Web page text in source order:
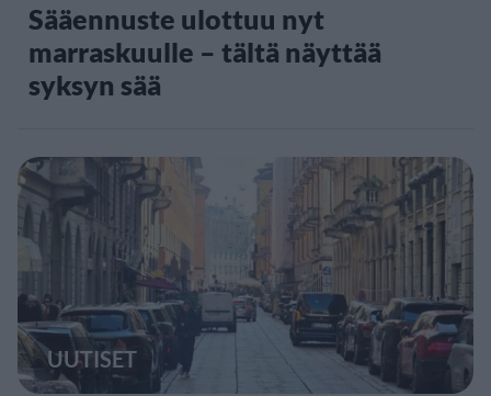
Sääennuste ulottuu nyt
marraskuulle – tältä näyttää
syksyn sää
UUTISET